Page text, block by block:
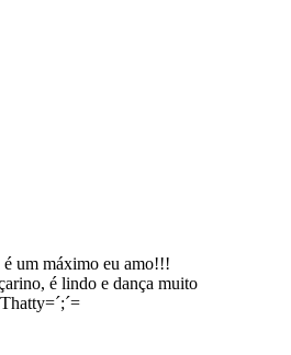
é um máximo eu amo!!!
é lindo e dança muito